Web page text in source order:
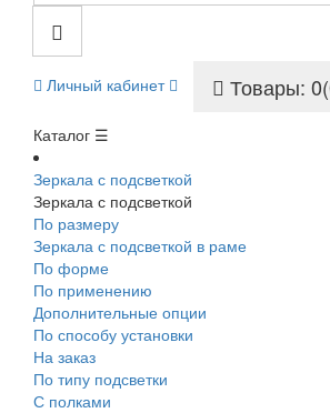
Личный кабинет Товары:
Каталог ☰
Зеркала с подсветкой
Зеркала с подсветкой
По размеру
Зеркала с подсветкой в раме
По форме
По применению
Дополнительные опции
По способу установки
На заказ
По типу подсветки
С полками